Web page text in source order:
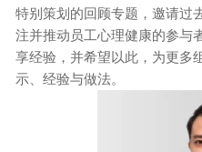
特别策划的回顾专题，邀请过
注并推动员工心理健康的参与
享经验，并希望以此，为更多
示、经验与做法。